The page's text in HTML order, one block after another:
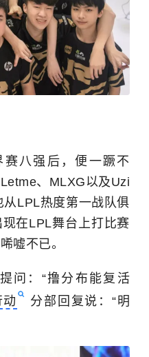
八强后，便一蹶不
、MLXG以及Uzi
LPL热度第一战队俱
在LPL舞台上打比赛
嘘不已。
问：“撸分布能复活
分部回复说：“明